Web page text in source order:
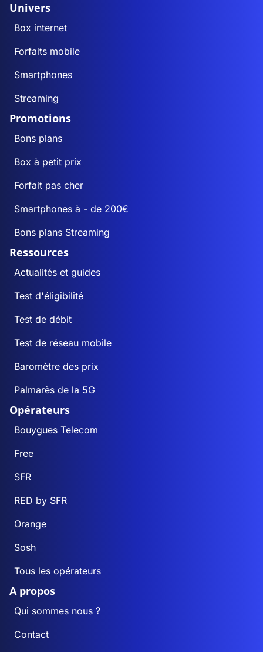
Univers
Box internet
Forfaits mobile
Smartphones
Streaming
Promotions
Bons plans
Box à petit prix
Forfait pas cher
Smartphones à - de 200€
Bons plans Streaming
Ressources
Actualités et guides
Test d'éligibilité
Test de débit
Test de réseau mobile
Baromètre des prix
Palmarès de la 5G
Opérateurs
Bouygues Telecom
Free
SFR
RED by SFR
Orange
Sosh
Tous les opérateurs
A propos
Qui sommes nous ?
Contact